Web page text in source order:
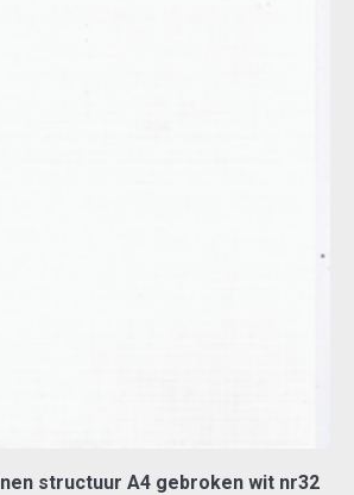
structuur A4 gebroken wit nr32